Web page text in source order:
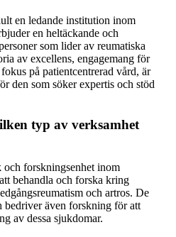
en ledande institution inom
en heltäckande och
som lider av reumatiska
av excellens, engagemang för
på patientcentrerad vård, är
den som söker expertis och stöd
typ av verksamhet
och forskningsenhet inom
behandla och forska kring
och artros. De
bedriver även forskning för att
av dessa sjukdomar.